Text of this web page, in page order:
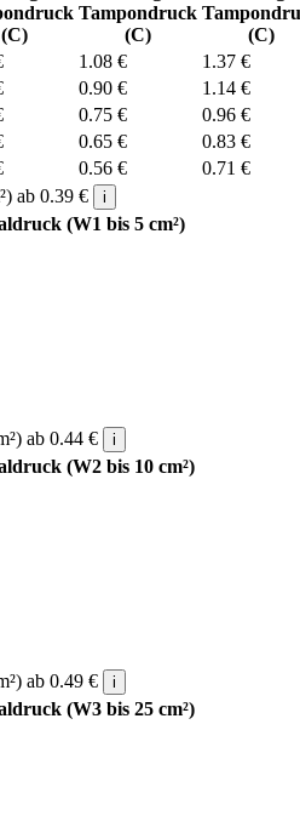
(C)
Tampondruck
(C)
(C)
1.08 € 1.37 €
0.90 € 1.14 €
0.75 € 0.96 €
0.65 € 0.83 €
0.56 € 0.71 €
ab 0.39 € i
(W1 bis 5 cm²)
ab 0.44 € i
(W2 bis 10 cm²)
ab 0.49 € i
(W3 bis 25 cm²)